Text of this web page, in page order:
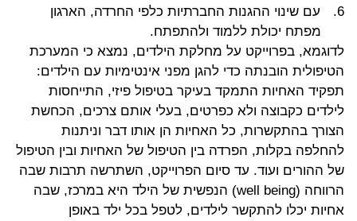
6.
עם שינוי ההגנות החברתיות כלפי החרדה, הארגון
מפתח יכולת ללמוד ולהתפתח.
לדוגמא, בפרוייקט על מחלקת הילדים, נמצא כי המערכת
הטיפולית הובנתה כדי להגן מפני אינטימיות עם הילדים:
תפקיד האחיות התמקד בעיקר בטיפול פיזי, התייחסות
לילדים כקבוצה ולא כפרטים, בעלי אותם צרכים, הכחשת
הצורך בהתקשרות, כל האחיות הן אותו דבר וניתנות
להחלפה בקלות, הפרדה בין הטיפול של האחיות ובין הטיפול
של ההורים ועוד. עד סיום הפרוייקט, השתרשה תרבות שבה
הרווחה (well being) הנפשית של הילד היא במרכז, שבה
אחיות יכלו להתקשר לילדים, לטפל בכל ילד באופן